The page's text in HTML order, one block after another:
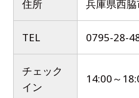
住所 兵庫県西
TEL 0795-28-
チェック
イン
14:00～